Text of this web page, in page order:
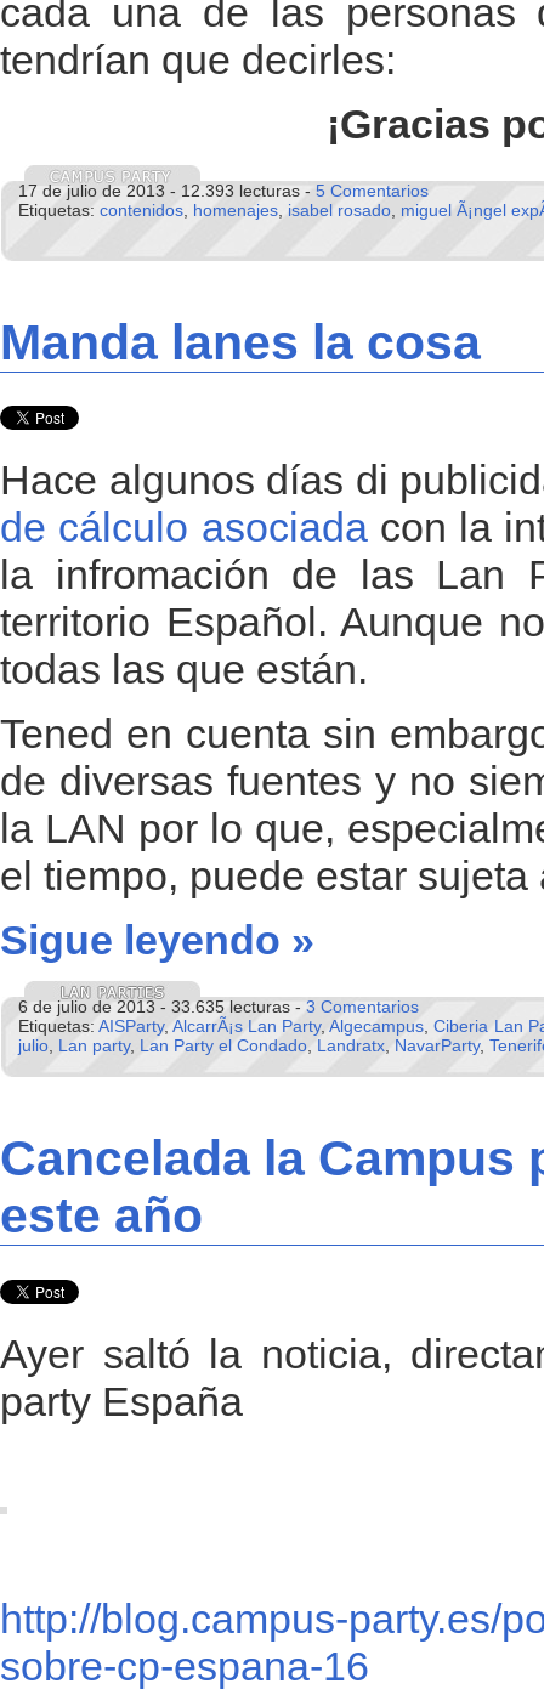
cada una de las personas
tendrían que decirles:
¡Gracias
17 de julio de 2013 - 12.393 lecturas - 5 Comentarios
Etiquetas: contenidos homenajes isabel rosado miguel Ã¡ngel
Manda lanes la cosa
Hace algunos días di
de cálculo asociadacon la
la infromación de las Lan
territorio Español. Aunque
todas las que están.
Tened en cuenta sin
de diversas fuentes y no
la LAN por lo que,
el tiempo, puede estar sujeta
Sigue leyendo »
6 de julio de 2013 - 33.635 lecturas - 3 Comentarios
Etiquetas:AISParty,AlcarrÃ¡s Lan Party,Algecampus,Ciberia Lan
julio, Lan party, Lan Party el Condado, Landratx, NavarParty,
Cancelada la
este año
Ayer saltó la noticia,
party España
http://blog.campus-party.es/
sobre-cp-espana-16